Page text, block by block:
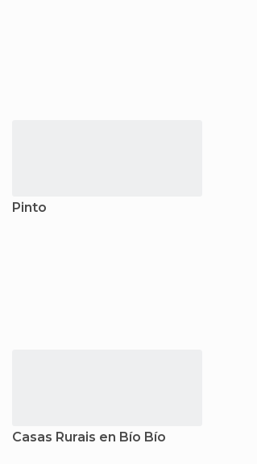
Pinto
Casas Rurais en Bío Bío